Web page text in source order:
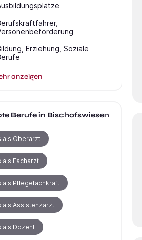
Erziehung, Soziale
anzeigen
Berufein Bischofswiesen
als Oberarzt
als Facharzt
als Pflegefachkraft
als Assistenzarzt
als Dozent